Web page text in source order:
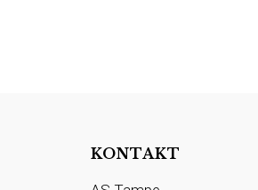
KONTAKT